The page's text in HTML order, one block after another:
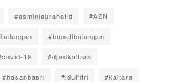
#asminlaurahafid #ASN
#bupatibulungan
19 #dprdkaltara
#hasanbasri #idulfitri #kaltara